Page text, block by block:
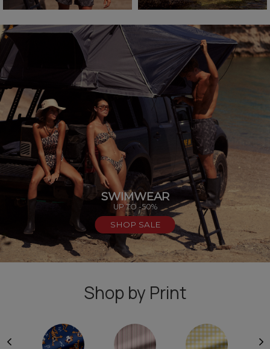
SWIMWEAR
UP TO -50%
SHOP SALE
Shop by Print